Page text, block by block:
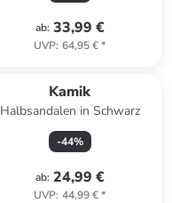
ab: 33,99 €
UVP: 64,95 €*
Kamik
Halbsandalen in Schwarz
-44%
ab: 24,99 €
UVP: 44,99 €*